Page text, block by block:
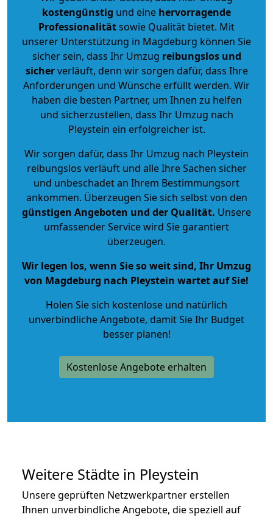
kostengünstig und eine hervorragende
Professionalitätsowie Qualität bietet. Mit
unserer Unterstützung in Magdeburg können Sie
sicher sein, dass Ihr Umzug reibungslos und
sicherverläuft, denn wir sorgen dafür, dass Ihre
Anforderungen und Wünsche erfüllt werden. Wir
haben die besten Partner, um Ihnen zu helfen
und sicherzustellen, dass Ihr Umzug nach
Pleystein ein erfolgreicher ist.
Wir sorgen dafür, dass Ihr Umzug nach Pleystein
reibungslos verläuft und alle Ihre Sachen sicher
und unbeschadet an Ihrem Bestimmungsort
ankommen. Überzeugen Sie sich selbst von den
günstigen Angeboten und der Qualität. Unsere
umfassender Service wird Sie garantiert
überzeugen.
Wir legen los, wenn Sie so weit sind, Ihr Umzug
von Magdeburg nach Pleystein wartet auf Sie!
Holen Sie sich kostenlose und natürlich
unverbindliche Angebote, damit Sie Ihr Budget
besser planen!
Kostenlose Angebote erhalten
Weitere Städte in Pleystein
Unsere geprüften Netzwerkpartner erstellen
Ihnen unverbindliche Angebote, die speziell auf